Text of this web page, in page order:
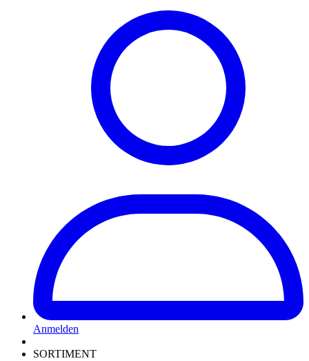
Anmelden
SORTIMENT